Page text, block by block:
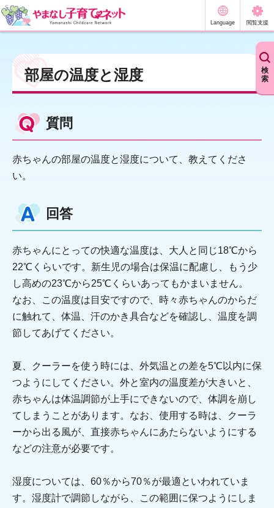
やまなし子育てネット
Language 閲覧支援
検
索
部屋の温度と湿度
質問
赤ちゃんの部屋の温度と湿度について、教えてくださ
い。
回答
赤ちゃんにとっての快適な温度は、大人と同じ18℃から
22℃くらいです。新生児の場合は保温に配慮し、もう少
し高めの23℃から25℃くらいあってもかまいません。
なお、この温度は目安ですので、時々赤ちゃんのからだ
に触れて、体温、汗のかき具合などを確認し、温度を調
節してあげてください。
夏、クーラーを使う時には、外気温との差を5℃以内に保
つようにしてください。外と室内の温度差が大きいと、
赤ちゃんは体温調節が上手にできないので、体調を崩し
てしまうことがあります。なお、使用する時は、クーラ
ーから出る風が、直接赤ちゃんにあたらないようにする
などの注意が必要です。
湿度については、60％から70％が最適といわれていま
す。湿度計で調節しながら、この範囲に保つようにしま